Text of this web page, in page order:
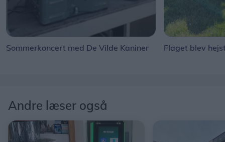
Sommerkoncert med De Vilde Kaniner Flaget blev
Andre læser også